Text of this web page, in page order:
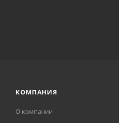
КОМПАНИЯ
О компании